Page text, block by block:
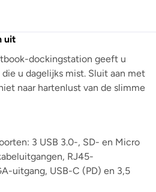
uit
dockingstation geeft u
u dagelijks mist. Sluit aan met
naar hartenlust van de slimme
3 USB 3.0-, SD- en Micro
RJ45-
uitgang, USB-C (PD) en 3,5